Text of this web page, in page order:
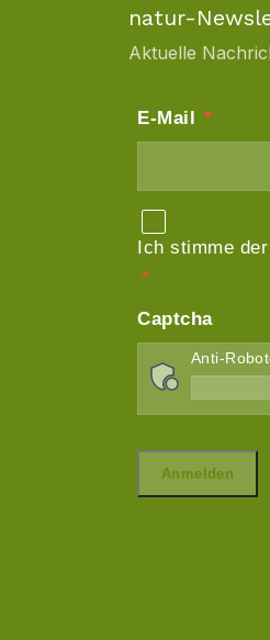
natur-
Aktuelle